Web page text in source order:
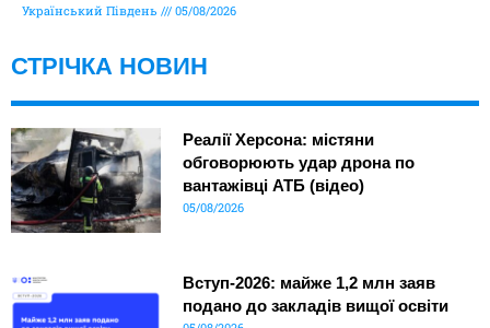
Український Південь 05/08/2026
СТРІЧКА НОВИН
Реалії Херсона: містяни
обговорюють удар дрона по
вантажівці АТБ (відео)
05/08/2026
Вступ-2026: майже 1,2 млн заяв
подано до закладів вищої освіти